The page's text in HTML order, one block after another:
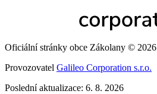
Oficiální stránky obce Zákolany © 2026
Provozovatel Galileo Corporation s.r.o.
Poslední aktualizace: 6. 8. 2026